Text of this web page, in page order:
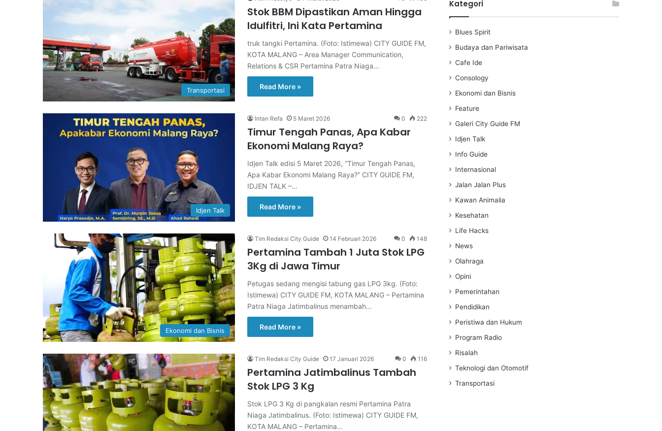
Transportasi
Stok BBM Dipastikan Aman Hingga
Idulfitri, Ini Kata Pertamina
truk tangki Pertamina. (Foto: Istimewa) CITY GUIDE FM,
KOTA MALANG – Area Manager Communication,
Relations & CSR Pertamina Patra Niaga…
Read More »
Idjen Talk
Intan Refa 5 Maret 2026 0 222
Timur Tengah Panas, Apa Kabar
Ekonomi Malang Raya?
Idjen Talk edisi 5 Maret 2026, “Timur Tengah Panas,
Apa Kabar Ekonomi Malang Raya?” CITY GUIDE FM,
IDJEN TALK –…
Read More »
Ekonomi dan Bisnis
Tim Redaksi City Guide 14 Februari 2026 0 148
Pertamina Tambah 1 Juta Stok LPG
3Kg di Jawa Timur
Petugas sedang mengisi tabung gas LPG 3kg. (Foto:
Istimewa) CITY GUIDE FM, KOTA MALANG – Pertamina
Patra Niaga Jatimbalinus menambah…
Read More »
Tim Redaksi City Guide 17 Januari 2026 0 116
Pertamina Jatimbalinus Tambah
Stok LPG 3 Kg
Stok LPG 3 Kg di pangkalan resmi Pertamina Patra
Niaga Jatimbalinus. (Foto: Istimewa) CITY GUIDE FM,
KOTA MALANG – Pertamina…
y
i
Kategori
Blues Spirit
Budaya dan Pariwisata
Cafe Ide
Consology
Ekonomi dan Bisnis
Feature
Galeri City Guide FM
Idjen Talk
Info Guide
Internasional
Jalan Jalan Plus
Kawan Animalia
Kesehatan
Life Hacks
News
Olahraga
Opini
Pemerintahan
Pendidikan
Peristiwa dan Hukum
Program Radio
Risalah
Teknologi dan Otomotif
Transportasi